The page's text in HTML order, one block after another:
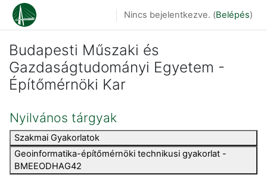
Tovább a fő tartalomhoz
Nincs bejelentkezve. (Belépés)
Budapesti Műszaki és
Gazdaságtudományi Egyetem -
Építőmérnöki Kar
Nyilvános tárgyak
Szakmai Gyakorlatok
Geoinformatika-építőmérnöki technikusi gyakorlat -
BMEEODHAG42